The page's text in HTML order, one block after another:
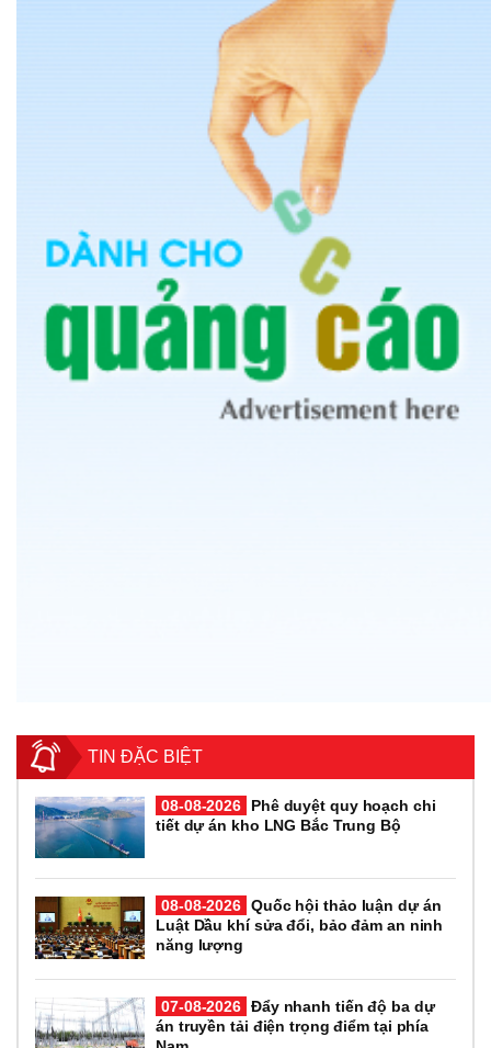
TIN ĐẶC BIỆT
08-08-2026
Phê duyệt quy hoạch chi
tiết dự án kho LNG Bắc Trung Bộ
08-08-2026 Quốc hội thảo luận dự án
Luật Dầu khí sửa đổi, bảo đảm an ninh
năng lượng
07-08-2026 Đẩy nhanh tiến độ ba dự
án truyền tải điện trọng điểm tại phía